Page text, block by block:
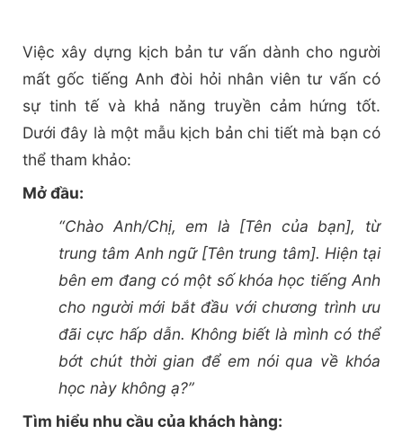
Việc xây dựng kịch bản tư vấn dành cho người
mất gốc tiếng Anh đòi hỏi nhân viên tư vấn có
sự tinh tế và khả năng truyền cảm hứng tốt.
Dưới đây là một mẫu kịch bản chi tiết mà bạn có
thể tham khảo:
Mở đầu:
“Chào Anh/Chị, em là [Tên của bạn], từ
trung tâm Anh ngữ [Tên trung tâm]. Hiện tại
bên em đang có một số khóa học tiếng Anh
cho người mới bắt đầu với chương trình ưu
đãi cực hấp dẫn. Không biết là mình có thể
bớt chút thời gian để em nói qua về khóa
học này không ạ?”
Tìm hiểu nhu cầu của khách hàng: